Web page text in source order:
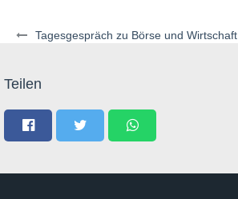
Tagesgespräch zu Börse und Wirtschaft
Teilen